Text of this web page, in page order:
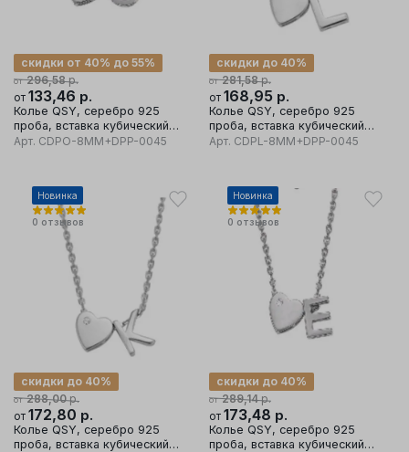
от 296,58р.
скидки от 40% до 55%
от 133,46 р.
Колье QSY, серебро 925
проба, вставка кубический
цирконий
Арт. CDPO-8MM+DPP-0045
от 281,58р.
скидки до 40%
от 168,95 р.
Колье QSY, серебро 925
проба, вставка кубический
цирконий
Арт. CDPL-8MM+DPP-0045
Новинка
0 отзывов
от 288,00р.
скидки до 40%
от 172,80 р.
Колье QSY, серебро 925
проба, вставка кубический
Новинка
0 отзывов
от 289,14р.
скидки до 40%
от 173,48 р.
Колье QSY, серебро 925
проба, вставка кубический